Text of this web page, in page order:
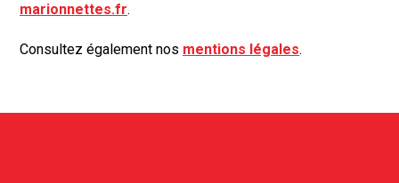
marionnettes.fr.
Consultez également nos mentions légales.